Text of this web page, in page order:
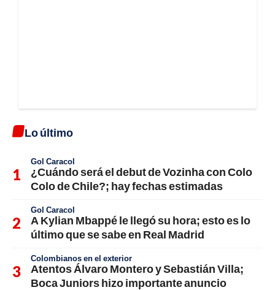
Lo último
Gol Caracol
¿Cuándo será el debut de Vozinha con Colo
Colo de Chile?; hay fechas estimadas
Gol Caracol
A Kylian Mbappé le llegó su hora; esto es lo
último que se sabe en Real Madrid
Colombianos en el exterior
Atentos Álvaro Montero y Sebastián Villa;
Boca Juniors hizo importante anuncio